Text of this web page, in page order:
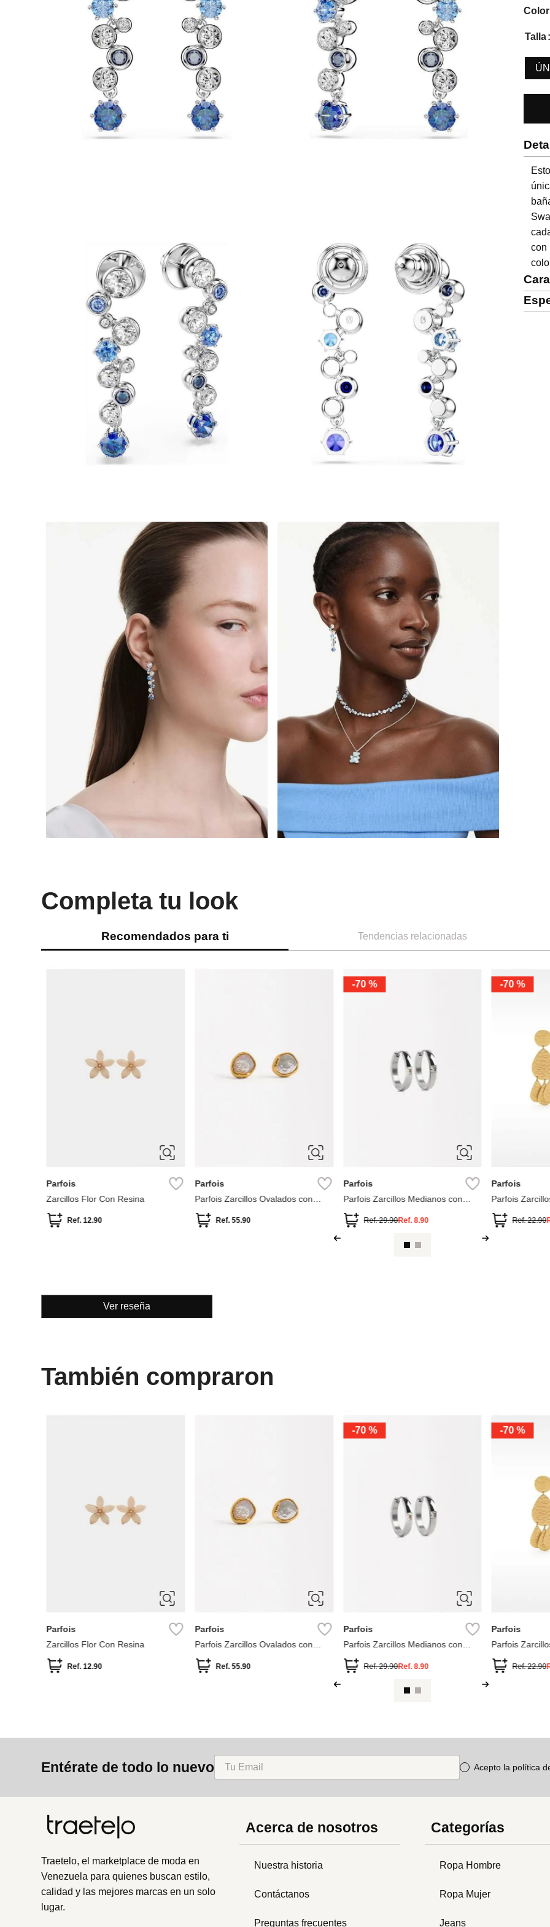
Color
Talla
con
Completa tu look
Recomendados para ti Tendencias relacionadas
Parfois
Parfois Zarcillos corona con
Ref.45.90Ref.
Parfois
Parfois Zarcillos corazón
Ref.27.90
-70 %
Parfois
Parfois Aros de concha
Ref.12.90Ref.3.90
-70 %
Parfois
Parfois Aros
Ref.59.90
Ver reseña
También compraron
Parfois
Parfois Zarcillos corona con
Ref.45.90Ref.
Parfois
Parfois Zarcillos corazón
Ref.27.90
-70 %
Parfois
Parfois Aros de concha
Ref.12.90Ref.3.90
-70 %
Parfois
Parfois Aros
Ref.59.90
Entérate de todo lo nuevo Acepto la política
Traetelo, el marketplace de moda en
Venezuela para quienes buscan estilo,
calidad y las mejores marcas en un solo
lugar.
Acerca de nosotros
Nuestra historia
Contáctanos
Preguntas frecuentes
Categorías
Ropa Hombre
Ropa Mujer
Jeans
bolso
cartera
bimba lola